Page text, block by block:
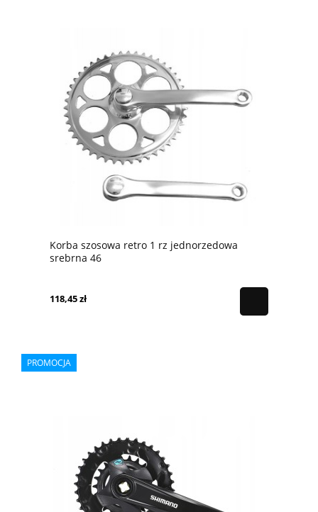
Korba szosowa retro 1 rz jednorzedowa
srebrna 46
118,45 zł
PROMOCJA